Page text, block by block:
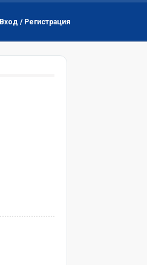
Вход / Регистрация